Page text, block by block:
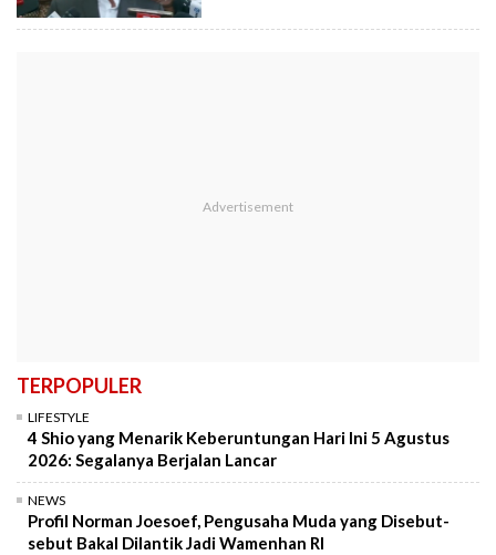
TERPOPULER
LIFESTYLE
4 Shio yang Menarik Keberuntungan Hari Ini 5 Agustus
2026: Segalanya Berjalan Lancar
NEWS
Profil Norman Joesoef, Pengusaha Muda yang Disebut-
sebut Bakal Dilantik Jadi Wamenhan RI